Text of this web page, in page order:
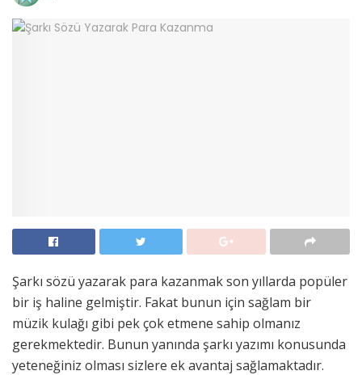
Şarkı sözü yazarak para kazanmak son yıllarda popüler
bir iş haline gelmiştir. Fakat bunun için sağlam bir
müzik kulağı gibi pek çok etmene sahip olmanız
gerekmektedir. Bunun yanında şarkı yazımı konusunda
yeteneğiniz olması sizlere ek avantaj sağlamaktadır.